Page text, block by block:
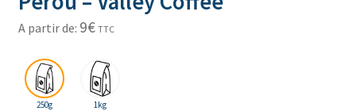
A partir de: 9€ TTC
250g 1kg